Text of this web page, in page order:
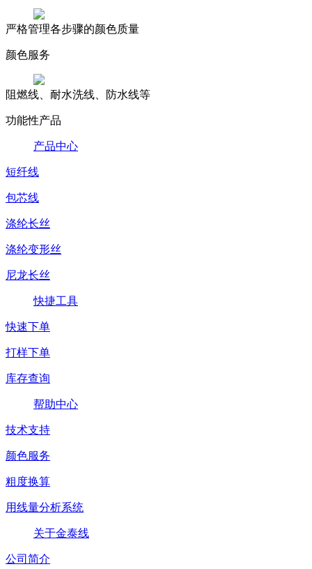
严格管理各步骤的颜色质量
颜色服务
阻燃线、耐水洗线、防水线等
功能性产品
产品中心
短纤线
包芯线
涤纶长丝
涤纶变形丝
尼龙长丝
快捷工具
快速下单
打样下单
库存查询
帮助中心
技术支持
颜色服务
粗度换算
用线量分析系统
关于金泰线
公司简介